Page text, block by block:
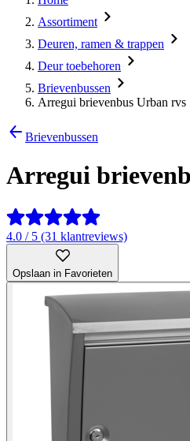
Assortiment
Deuren, ramen & trappen
Deur toebehoren
Brievenbussen
Arregui brievenbus Urban rvs
Brievenbussen
Arregui
4.0 / 5 (31 klantreviews)
Opslaan in Favorieten